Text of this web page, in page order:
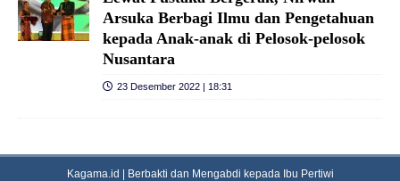
Arsuka Berbagi Ilmu dan Pengetahuan
kepada Anak-anak di Pelosok-pelosok
Nusantara
23 Desember 2022 | 18:31
Kagama.id | Berbakti dan Mengabdi kepada Ibu Pertiwi